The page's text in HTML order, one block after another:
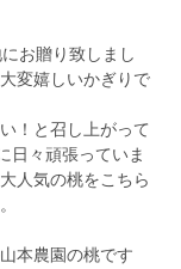
お贈り致しまし
変嬉しいかぎりで
！と召し上がって
日々頑張っていま
人気の桃をこちら
本農園の桃です